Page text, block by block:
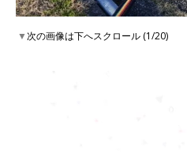
▼次の画像は下へスクロール (1/20)